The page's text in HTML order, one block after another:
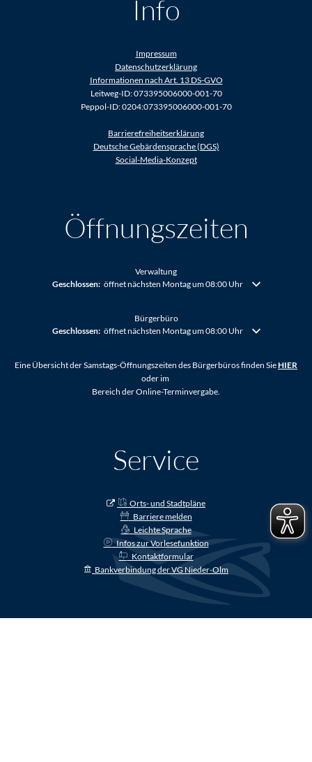
Info
Impressum
Datenschutzerklärung
Informationen nach Art. 13 DS-GVO
Leitweg-ID: 073395006000-001-70
Peppol-ID: 0204:073395006000-001-70
Barrierefreiheitserklärung
Deutsche Gebärdensprache (DGS)
Social-Media-Konzept
Öffnungszeiten
Verwaltung
Klicken, um weitere Öffnungs- oder Schließzeiten auszublenden
Geschlossen: öffnet nächsten Montag um 08:00 Uhr
Bürgerbüro
Klicken, um weitere Öffnungs- oder Schließzeiten auszublenden
Geschlossen: öffnet nächsten Montag um 08:00 Uhr
Eine Übersicht der Samstags-Öffnungszeiten des Bürgerbüros finden SieHIER
oder im
Bereich der Online-Terminvergabe.
Service
Orts- und Stadtpläne
Barriere melden
Leichte Sprache
Infos zur Vorlesefunktion
Kontaktformular
Bankverbindung der VG Nieder-Olm